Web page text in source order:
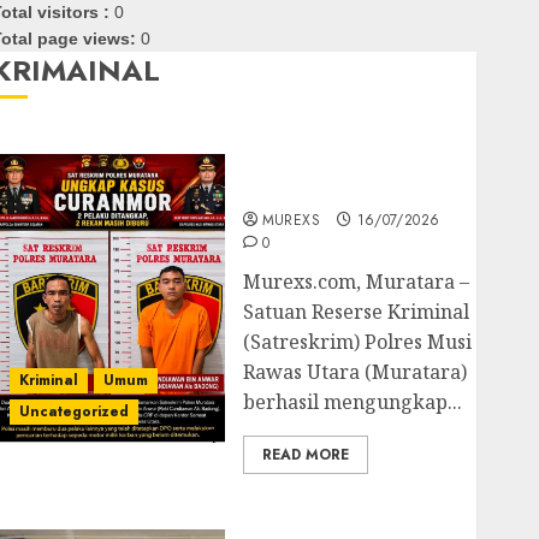
visitors : 0
page views: 0
Kriminal
Umum
Uncategorized
MUREXS
16/07/2026
0
Murexs.com, Muratara –
Satuan Reserse Kriminal
(Satreskrim) Polres Musi
Rawas Utara (Muratara)
berhasil mengungkap...
READ MORE